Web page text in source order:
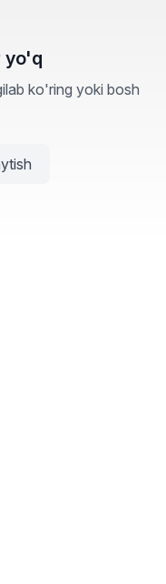
yo'q
ko'ring yoki bosh